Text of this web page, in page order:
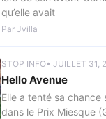
qu’elle avait
Par Jvilla
STOP INFO• JUILLET 31,
Hello Avenue
Elle a tenté sa chance
dans le Prix Miesque